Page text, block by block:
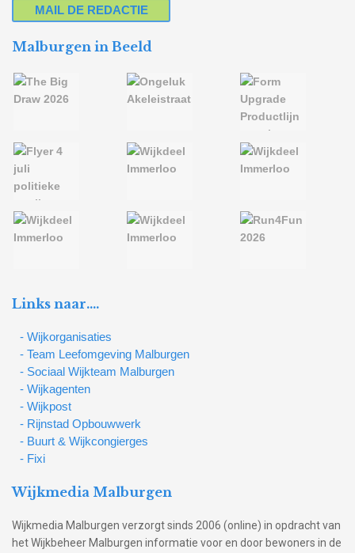
MAIL DE REDACTIE
Malburgen in Beeld
Links naar….
- Wijkorganisaties
- Team Leefomgeving Malburgen
- Sociaal Wijkteam Malburgen
- Wijkagenten
- Wijkpost
- Rijnstad Opbouwwerk
- Buurt & Wijkcongierges
- Fixi
Wijkmedia Malburgen
Wijkmedia Malburgen verzorgt sinds 2006 (online) in opdracht van
het Wijkbeheer Malburgen informatie voor en door bewoners in de